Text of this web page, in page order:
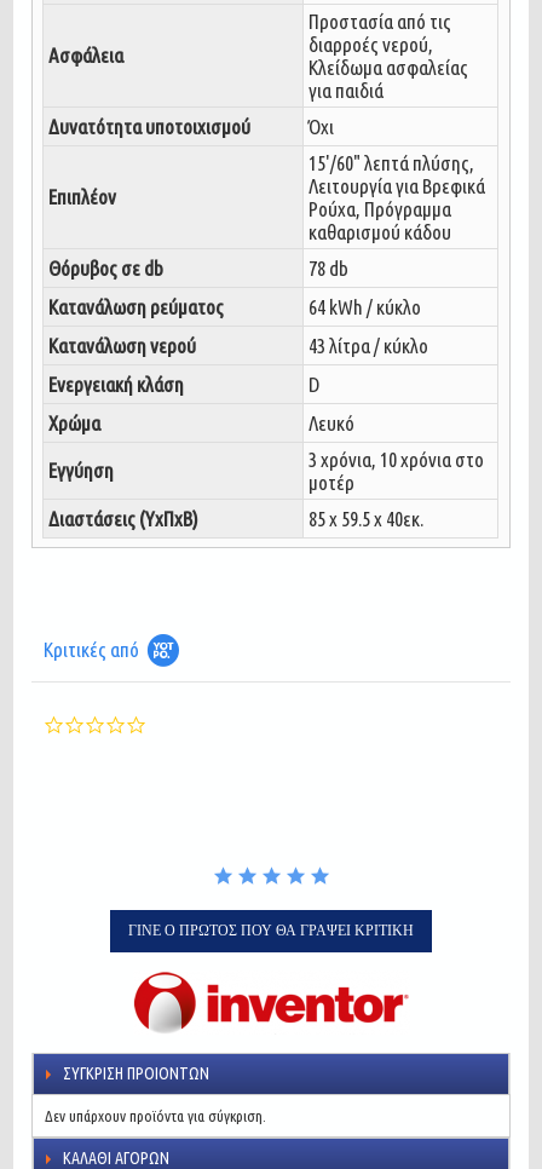
Ασφάλεια
Προστασία από τις
διαρροές νερού,
Κλείδωμα ασφαλείας
για παιδιά
Δυνατότητα υποτοιχισμού
Όχι
Επιπλέον
15'/60" λεπτά πλύσης,
Λειτουργία για Βρεφικά
Ρούχα, Πρόγραμμα
καθαρισμού κάδου
Θόρυβος σε db
78 db
Κατανάλωση ρεύματος
64 kWh / κύκλο
Kατανάλωση νερού
43 λίτρα / κύκλο
Ενεργειακή κλάση
D
Χρώμα
Λευκό
Εγγύηση
3 χρόνια, 10 χρόνια στο
μοτέρ
Διαστάσεις (ΥxΠxΒ)
85 x 59.5 x 40εκ.
Κριτικές από
ΓΊΝΕ Ο ΠΡΏΤΟΣ ΠΟΥ ΘΑ ΓΡΆΨΕΙ ΚΡΙΤΙΚΉ
ΣΎΓΚΡΙΣΗ ΠΡΟΙΌΝΤΩΝ
Δεν υπάρχουν προϊόντα για σύγκριση.
ΚΑΛΆΘΙ ΑΓΟΡΏΝ